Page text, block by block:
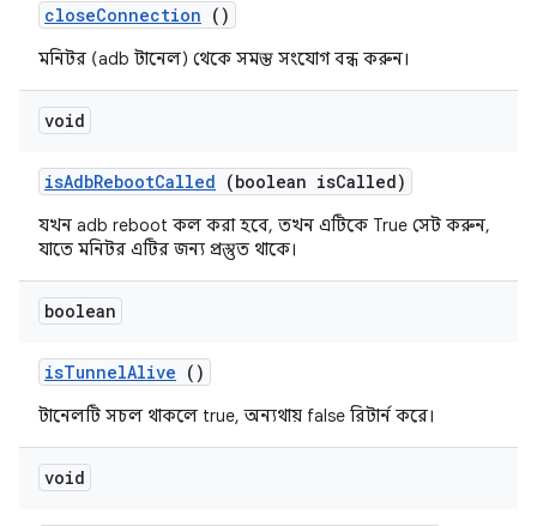
closeConnection ()
মনিটর (adb টানেল) থেকে সমস্ত সংযোগ বন্ধ করুন।
void
isAdbRebootCalled (boolean isCalled)
যখন adb reboot কল করা হবে, তখন এটিকে True সেট করুন,
যাতে মনিটর এটির জন্য প্রস্তুত থাকে।
boolean
isTunnelAlive ()
টানেলটি সচল থাকলে true, অন্যথায় false রিটার্ন করে।
void